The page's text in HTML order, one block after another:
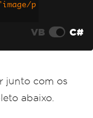
p
VB C#
junto com os
abaixo.